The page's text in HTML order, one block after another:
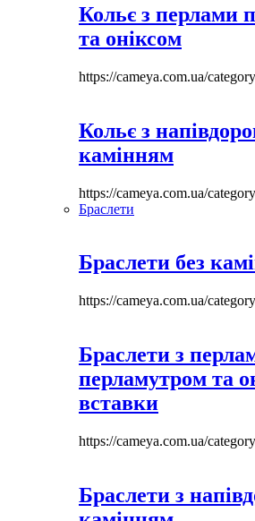
Кольє з перлами
та оніксом
https://cameya.com.ua/
Кольє з
камінням
https://cameya.com.ua/
Браслети
Браслети без
https://cameya.com.ua/
Браслети з
перламутром та
вставки
https://cameya.com.ua/
Браслети з